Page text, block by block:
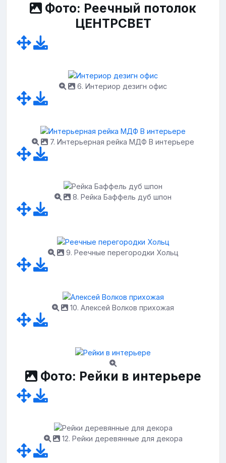
Фото: Реечный потолок
ЦЕНТРСВЕТ
6. Интериор дезигн офис
7. Интерьерная рейка МДФ В интерьере
8. Рейка Баффель дуб шпон
9. Реечные перегородки Хольц
10. Алексей Волков прихожая
Фото: Рейки в интерьере
12. Рейки деревянные для декора